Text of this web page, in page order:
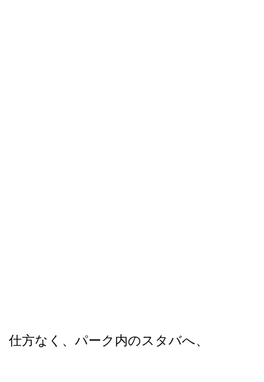
仕方なく、パーク内のスタバへ、